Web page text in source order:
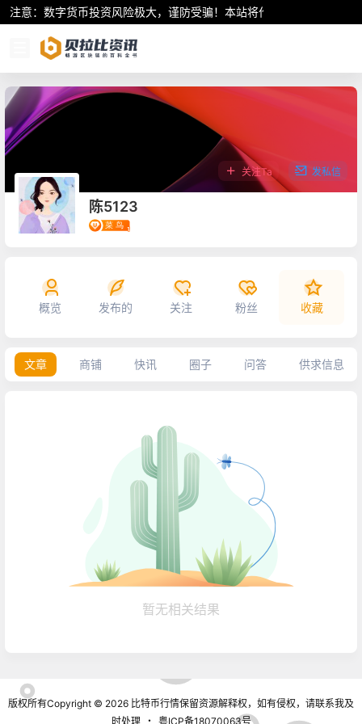
注意：数字货币投资风险极大，谨防受骗！本站将作为行业资讯共享
陈5123
关注Ta 发私信
概览 发布的 关注 粉丝 收藏
文章 商铺 快讯 圈子 问答 供求信息
暂无相关结果
版权所有Copyright © 2026 比特币行情保留资源解释权，如有侵权，请联系我及
时处理
・ 粤ICP备18070063号